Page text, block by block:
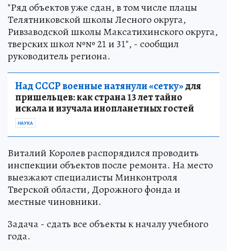
"Ряд объектов уже сдан, в том числе плацы
Телятниковской школы Лесного округа,
Ривзаводской школы Максатихинского округа,
тверских школ №№ 21 и 31", - сообщил
руководитель региона.
Над СССР военные натянули «сетку»для
пришельцев: как страна 13 лет тайно
искала и изучала инопланетных гостей
НАУКА
Виталий Королев распорядился проводить
инспекции объектов после ремонта. На место
выезжают специалисты Минконтроля
Тверской области, Дорожного фонда и
местные чиновники.
Задача - сдать все объекты к началу учебного
года.